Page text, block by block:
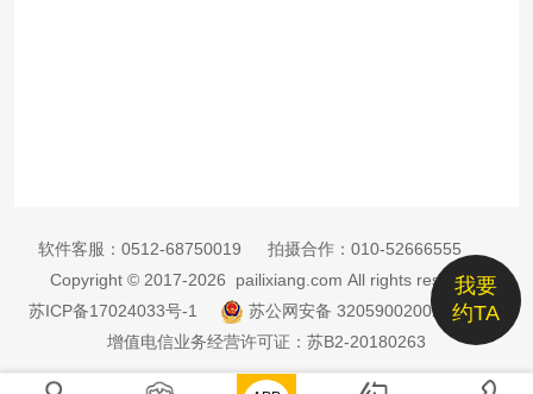
我要
约TA
软件客服： 0512-68750019 拍摄合作： 010-52666555
Copyright © 2017-2026 pailixiang.com All rights reserved
苏ICP备17024033号-1
苏公网安备 32059002002885号
增值电信业务经营许可证：苏B2-20180263